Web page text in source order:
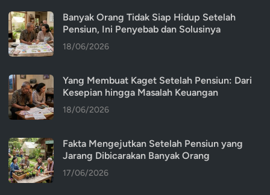
Banyak Orang Tidak Siap Hidup Setelah
Pensiun, Ini Penyebab dan Solusinya
18/06/2026
Yang Membuat Kaget Setelah Pensiun: Dari
Kesepian hingga Masalah Keuangan
18/06/2026
Fakta Mengejutkan Setelah Pensiun yang
Jarang Dibicarakan Banyak Orang
17/06/2026